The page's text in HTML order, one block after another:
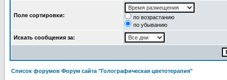
Поле сортировки:
по возрастанию
по убыванию
Искать сообщения за:
Список форумов Форум сайта "Голографическая цветотерапия"